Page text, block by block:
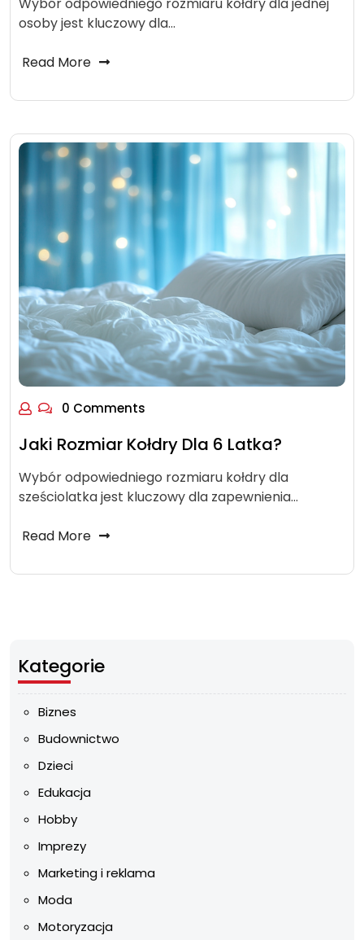
osoby jest kluczowy dla…
Read More
0 Comments
Jaki Rozmiar Kołdry Dla 6 Latka?
Wybór odpowiedniego rozmiaru kołdry dla
sześciolatka jest kluczowy dla zapewnienia…
Read More
Kategorie
Biznes
Budownictwo
Dzieci
Edukacja
Hobby
Imprezy
Marketing i reklama
Moda
Motoryzacja